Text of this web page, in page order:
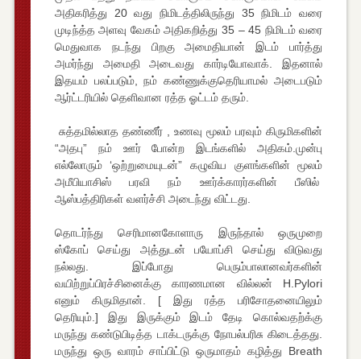
அதிகரித்து 20 வது நிமிடத்திலிருந்து 35 நிமிடம் வரை
முடிந்த்த அளவு வேகம் அதிகறித்து 35 – 45 நிமிடம் வரை
மெதுவாக நடந்து பிறகு அமைதியான் இடம் பார்த்து
அமர்ந்து அமைதி அடைவது கார்டியோவாக். இதனால்
இதயம் பலப்படும், நம் கண்ணுக்குதெரியாமல் அடைபடும்
ஆர்ட்டரியில் தெளிவான ரத்த ஓட்டம் தரும்.
சுத்தமில்லாத தண்ணீர் , உணவு மூலம் பரவும் கிருமிகளின்
“அதபு” நம் ஊர் போன்ற இடங்களில் அதிகம்.முன்பு
எல்லோரும் ‘ஒற்றுமையுடன்” கழுவிய குளங்களின் மூலம்
அமீபியாசிஸ் பரவி நம் ஊர்க்காரர்களின் பீஸில்
ஆஸ்பத்திரிகள் வளர்ச்சி அடைந்து விட்டது.
தொடர்ந்து செரிமானகோளாரு இருந்தால் ஒருமுறை
ஸ்கோப் செய்து அத்துடன் பயோப்சி செய்து விடுவது
நல்லது. இப்போது பெரும்பாலானவர்களின்
வயிற்றுப்பிரச்சினைக்கு காரணமான வில்லன் H.Pylori
எனும் கிருமிதான். [ இது ரத்த பரிசோதனையிலும்
தெரியும்.] இது இருக்கும் இடம் தேடி கொல்வதற்க்கு
மருந்து கண்டுபிடித்த டாக்டருக்கு நோபல்பரிசு கிடைத்தது.
மருந்து ஒரு வாரம் சாப்பிட்டு ஒருமாதம் கழித்து Breath